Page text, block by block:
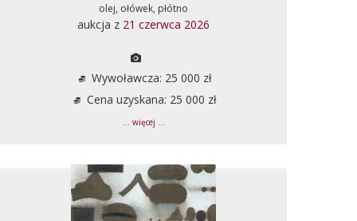
olej, ołówek, płótno
aukcja z 21 czerwca 2026
Wywoławcza: 25 000 zł
Cena uzyskana: 25 000 zł
... więcej ...